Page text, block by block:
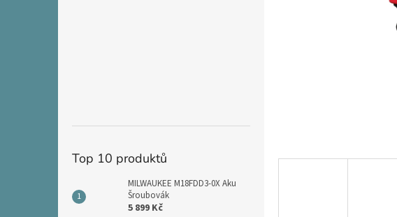
Top 10 produktů
MILWAUKEE M18FDD3-0X Aku
Šroubovák
5 899 Kč